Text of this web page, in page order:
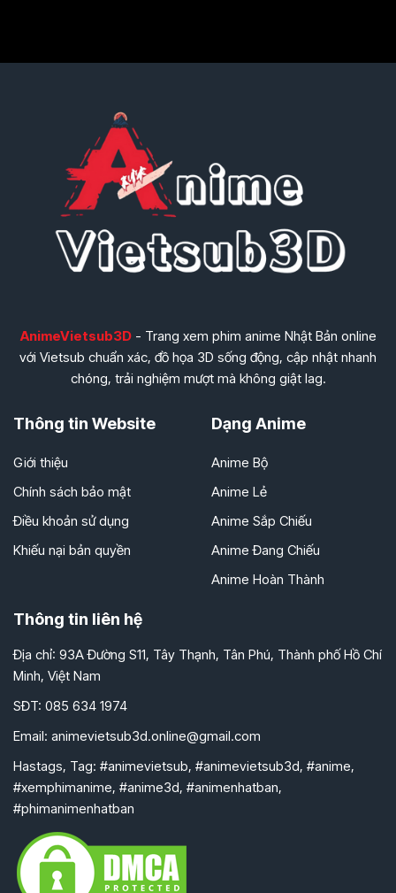
AnimeVietsub3D- Trang xem phim anime Nhật Bản online
với Vietsub chuẩn xác, đồ họa 3D sống động, cập nhật nhanh
chóng, trải nghiệm mượt mà không giật lag.
Thông tin Website
Giới thiệu
Chính sách bảo mật
Điều khoản sử dụng
Khiếu nại bản quyền
Dạng Anime
Anime Bộ
Anime Lẻ
Anime Sắp Chiếu
Anime Đang Chiếu
Anime Hoàn Thành
Thông tin liên hệ
Địa chỉ: 93A Đường S11, Tây Thạnh, Tân Phú, Thành phố Hồ Chí
Minh, Việt Nam
SĐT: 085 634 1974
Email: animevietsub3d.online@gmail.com
Hastags, Tag: #animevietsub, #animevietsub3d, #anime,
#xemphimanime, #anime3d, #animenhatban,
#phimanimenhatban